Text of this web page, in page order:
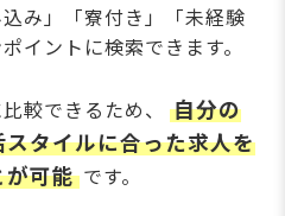
み」「寮付き」「未経験
イントに検索できます。
較できるため、
自分の
タイルに合った求人を
が可能 です。